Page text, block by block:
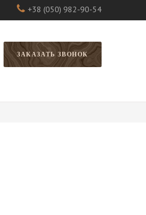
+38 (050) 982-90-54
ЗАКАЗАТЬ ЗВОНОК